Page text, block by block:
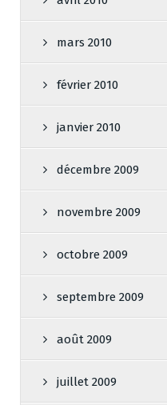
mars 2010
février 2010
janvier 2010
décembre 2009
novembre 2009
octobre 2009
septembre 2009
août 2009
juillet 2009